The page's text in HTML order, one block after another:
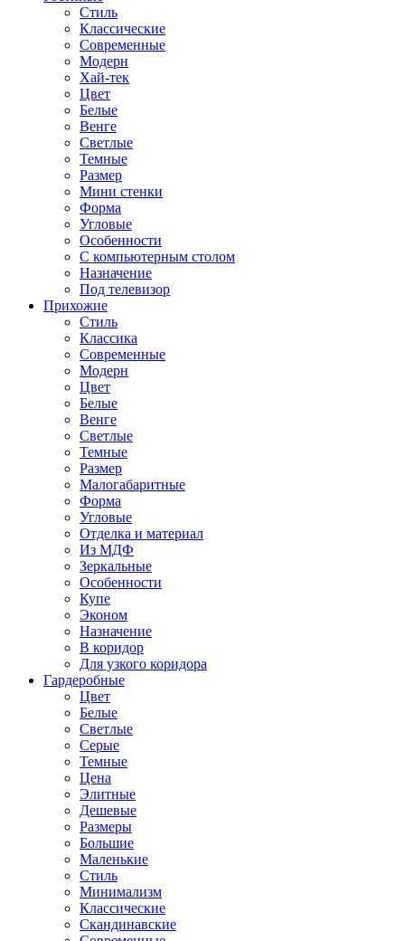
Стиль
Классические
Современные
Модерн
Хай-тек
Цвет
Белые
Венге
Светлые
Темные
Размер
Мини стенки
Форма
Угловые
Особенности
С компьютерным столом
Назначение
Под телевизор
Прихожие
Стиль
Классика
Современные
Модерн
Цвет
Белые
Венге
Светлые
Темные
Размер
Малогабаритные
Форма
Угловые
Отделка и материал
Из МДФ
Зеркальные
Особенности
Купе
Эконом
Назначение
В коридор
Для узкого коридора
Гардеробные
Цвет
Белые
Светлые
Серые
Темные
Цена
Элитные
Дешевые
Размеры
Большие
Маленькие
Стиль
Минимализм
Классические
Скандинавские